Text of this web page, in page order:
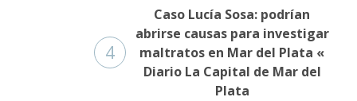
4
Caso Lucía Sosa: podrían
abrirse causas para investigar
maltratos en Mar del Plata «
Diario La Capital de Mar del
Plata